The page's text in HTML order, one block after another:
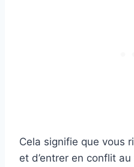
Cela signifie que vous
et d’entrer en conflit